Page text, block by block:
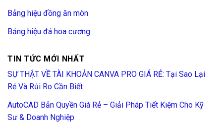
Bảng hiệu đồng ăn mòn
Bảng hiệu đá hoa cương
TIN TỨC MỚI NHẤT
SỰ THẬT VỀ TÀI KHOẢN CANVA PRO GIÁ RẺ: Tại Sao Lại
Rẻ Và Rủi Ro Cần Biết
AutoCAD Bản Quyền Giá Rẻ – Giải Pháp Tiết Kiệm Cho Kỹ
Sư & Doanh Nghiệp